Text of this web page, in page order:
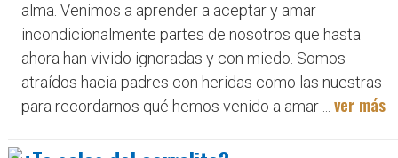
alma. Venimos a aprender a aceptar y amar
incondicionalmente partes de nosotros que hasta
ahora han vivido ignoradas y con miedo. Somos
atraídos hacia padres con heridas como las nuestras
para recordarnos qué hemos venido a amar ... ver más